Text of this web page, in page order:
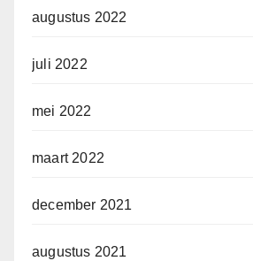
augustus 2022
juli 2022
mei 2022
maart 2022
december 2021
augustus 2021